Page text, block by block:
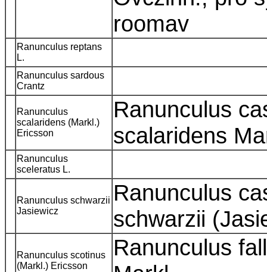
roomav
Ranunculus reptans
L.
Ranunculus sardous
Crantz
Ranunculus
scalaridens (Markl.)
Ericsson
Ranunculus
scalaridens
Ranunculus
sceleratus L.
Ranunculus schwarzii
Jasiewicz
Ranunculus
schwarzii
Ranunculus scotinus
(Markl.) Ericsson
Ranunculus